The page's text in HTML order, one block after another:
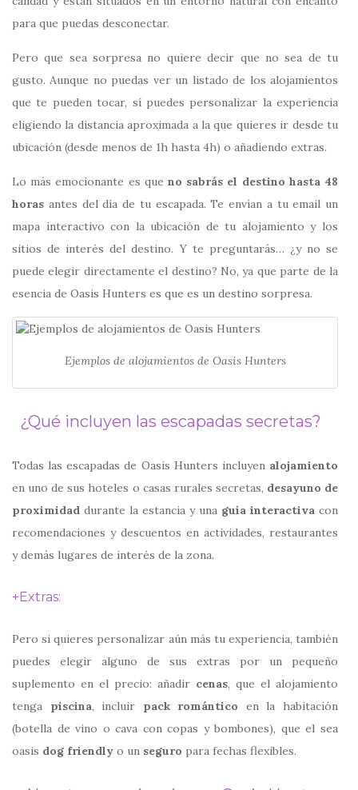
para que puedas desconectar.
Pero que sea sorpresa no quiere decir que no sea de tu
gusto. Aunque no puedas ver un listado de los alojamientos
que te pueden tocar, sí puedes personalizar la experiencia
eligiendo la distancia aproximada a la que quieres ir desde tu
ubicación (desde menos de 1h hasta 4h) o añadiendo extras.
Lo más emocionante es que no sabrás el destino hasta 48
horas antes del día de tu escapada. Te envían a tu email un
mapa interactivo con la ubicación de tu alojamiento y los
sitios de interés del destino. Y te preguntarás… ¿y no se
puede elegir directamente el destino? No, ya que parte de la
esencia de Oasis Hunters es que es un destino sorpresa.
Ejemplos de alojamientos de Oasis Hunters
¿Qué incluyen las escapadas secretas?
Todas las escapadas de Oasis Hunters incluyen alojamiento
en uno de sus hoteles o casas rurales secretas, desayuno de
proximidad durante la estancia y una guía interactiva con
recomendaciones y descuentos en actividades, restaurantes
y demás lugares de interés de la zona.
+Extras:
Pero si quieres personalizar aún más tu experiencia, también
puedes elegir alguno de sus extras por un pequeño
suplemento en el precio: añadir cenas, que el alojamiento
tenga piscina, incluir pack romántico en la habitación
(botella de vino o cava con copas y bombones), que el sea
oasis dog friendly o un seguro para fechas flexibles.